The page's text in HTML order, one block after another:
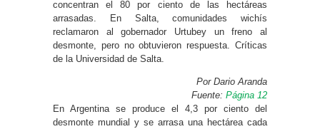
concentran el 80 por ciento de las hectáreas
arrasadas. En Salta, comunidades wichís
reclamaron al gobernador Urtubey un freno al
desmonte, pero no obtuvieron respuesta. Críticas
de la Universidad de Salta.
Por Dario Aranda
Fuente: Página 12
En Argentina se produce el 4,3 por ciento del
desmonte mundial y se arrasa una hectárea cada